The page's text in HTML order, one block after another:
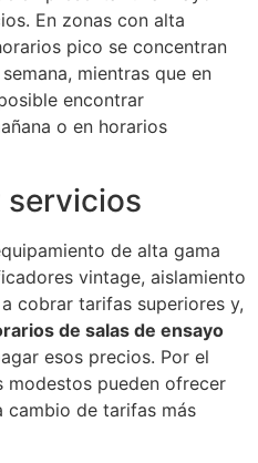
En zonas con alta
pico se concentran
mientras que en
encontrar
o en horarios
servicios
de alta gama
vintage, aislamiento
cobrar tarifas superiores y,
de salas de ensayo
esos precios. Por el
modestos pueden ofrecer
cambio de tarifas más